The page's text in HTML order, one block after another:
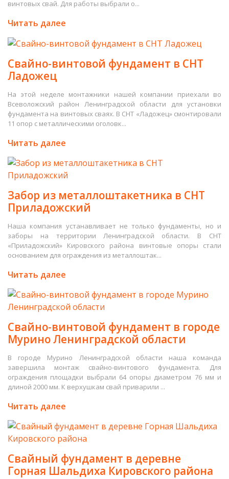
винтовых свай. Для работы выбрали о...
Читать далее
Свайно-винтовой фундамент в СНТ
Ладожец
На этой неделе монтажники нашей компании приехали во
Всеволожский район Ленинградской области для установки
фундамента на винтовых сваях. В СНТ «Ладожец» смонтировали
11 опор с металлическими оголовк...
Читать далее
Забор из металлоштакетника в СНТ
Приладожский
Наша компания устанавливает не только фундаменты, но и
заборы на территории Ленинградской области. В СНТ
«Приладожский» Кировского района винтовые опоры стали
основанием для ограждения из металлоштак...
Читать далее
Свайно-винтовой фундамент в городе
Мурино Ленинградской области
В городе Мурино Ленинградской области наша команда
завершила монтаж свайно-винтового фундамента. Для
ограждения площадки выбрали 64 опоры диаметром 76 мм и
длиной 2000 мм. К верхушкам свай приварили ...
Читать далее
Свайный фундамент в деревне
Горная Шальдиха Кировского района